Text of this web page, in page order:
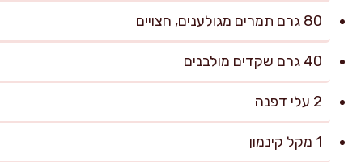
80 גרם תמרים מגולענים, חצויים
40 גרם שקדים מולבנים
2 עלי דפנה
1 מקל קינמון